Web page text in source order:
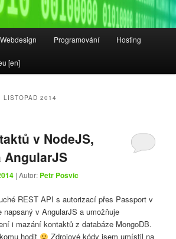
Webdesign Programování Hosting
[en]
LISTOPAD 2014
v NodeJS,
AngularJS
| Autor: Petr Pošvic
REST API s autorizací přes Passport v
napsaný v AngularJS a umožňuje
i mazání kontaktů z databáze MongoDB.
hodit
Zdrojové kódy jsem umístil na